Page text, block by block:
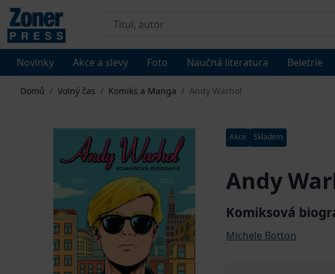
Novinky Akce a slevy Foto Naučná literatura Beletrie
Domů / Volný čas / Komiks a Manga / Andy Warhol
Akce Skladem
Andy
Komiksová
Michele Botton